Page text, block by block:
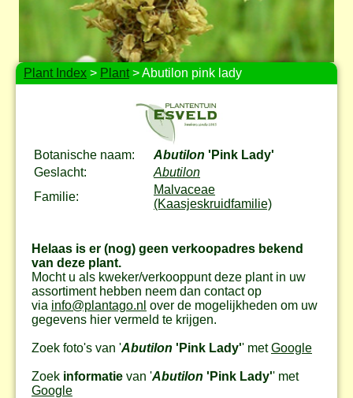
Plant Index > Plant> Abutilon pink lady
Botanische naam: Abutilon 'Pink Lady'
Geslacht:
Abutilon
Familie:
Malvaceae
(Kaasjeskruidfamilie)
Helaas is er (nog) geen verkoopadres bekend
van deze plant.
Mocht u als kweker/verkooppunt deze plant in uw
assortiment hebben neem dan contact op
via info@plantago.nl over de mogelijkheden om uw
gegevens hier vermeld te krijgen.
Zoek foto's van 'Abutilon 'Pink Lady'' metGoogle
Zoek informatie van 'Abutilon 'Pink Lady'' met
Google